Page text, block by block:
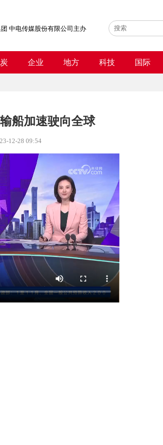
中电传媒股份有限公司主办
企业 地方 科技 国际
船加速驶向全球
12-28 09:54